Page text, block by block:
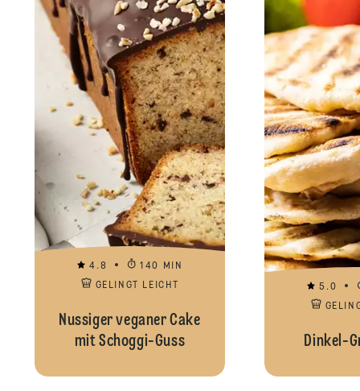
4.8
140 MIN
GELINGT LEICHT
Nussiger veganer Cake
mit Schoggi-Guss
5.0
Dinkel-